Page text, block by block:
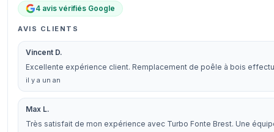
4 avis vérifiés Google
AVIS CLIENTS
Vincent D.
Excellente expérience client. Remplacement de poêle à bois
il y a un an
Max L.
Très satisfait de mon expérience avec Turbo Fonte Brest. Une